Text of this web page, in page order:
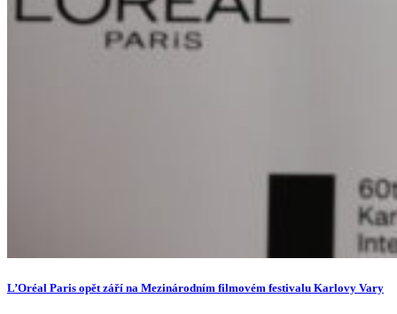
L’Oréal Paris opět září na Mezinárodním filmovém festivalu Karlovy Vary